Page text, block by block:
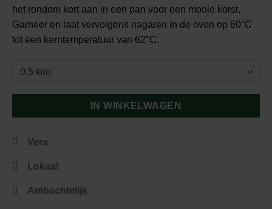
het rondom kort aan in een pan voor een mooie korst.
Garneer en laat vervolgens nagaren in de oven op 80°C
tot een kerntemperatuur van 62°C.
IN WINKELWAGEN
Vers
Lokaal
Ambachtelijk